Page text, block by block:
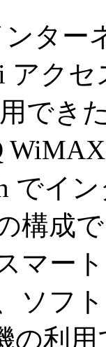
ター
アク
でき
でイ
構成
マー
ソフ
の利用